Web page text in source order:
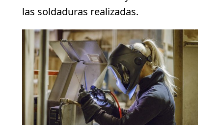
las soldaduras realizadas.